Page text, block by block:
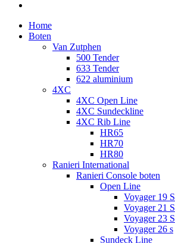
Home
Boten
Van Zutphen
500 Tender
633 Tender
622 aluminium
4XC
4XC Open Line
4XC Sundeckline
4XC Rib Line
HR65
HR70
HR80
Ranieri International
Ranieri Console boten
Open Line
Voyager 19 S
Voyager 21 S
Voyager 23 S
Voyager 26 s
Sundeck Line